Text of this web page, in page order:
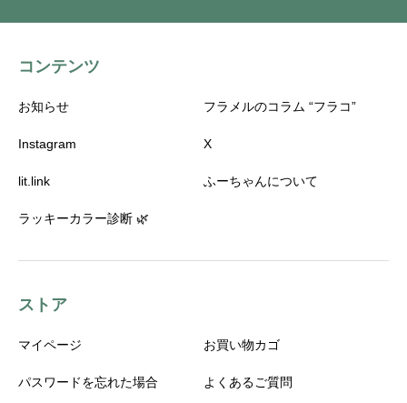
コンテンツ
お知らせ フラメルのコラム “フラコ”
Instagram X
lit.link ふーちゃんについて
ラッキーカラー診断 🌿
ストア
マイページ お買い物カゴ
パスワードを忘れた場合 よくあるご質問